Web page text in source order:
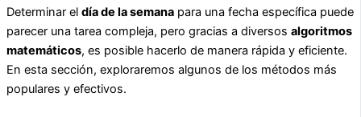
Determinar el día de la semana para una fecha específica puede
parecer una tarea compleja, pero gracias a diversos algoritmos
matemáticos, es posible hacerlo de manera rápida y eficiente.
En esta sección, exploraremos algunos de los métodos más
populares y efectivos.